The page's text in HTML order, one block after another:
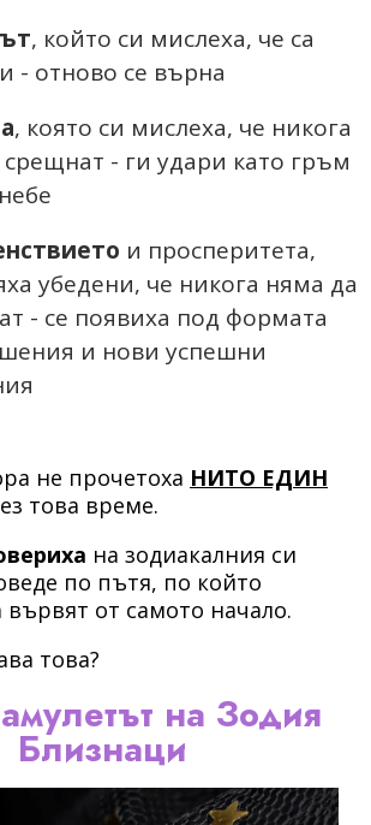
, който си мислеха, че са
- отново се върна
, която си мислеха, че никога
- ги удари като гръм
и просперитета,
убедени, че никога няма да
- се появиха под формата
и нови успешни
не прочетоха НИТО ЕДИН
това време.
на зодиакалния си
по пътя, по който
от самото начало.
това?
на Зодия
Близнаци